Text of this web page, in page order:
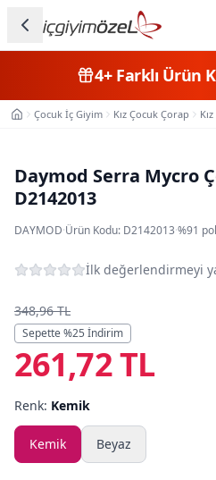
Kategorileri
Kadın
Çocuk
Beden
Markalar
Plaj & Mayo
Yazlık Pijama
4+Farklı Ürün
Ana SayfaÇocuk İç Giyim Kız Çocuk Çorap
Daymod Serra Mycro
D2142013
DAYMOD·Ürün Kodu: D2142013·%91
İlk değerlendirmeyi
348,96 TL
Sepette %25 İndirim
261,72 TL
Renk: Kemik
Kemik Beyaz